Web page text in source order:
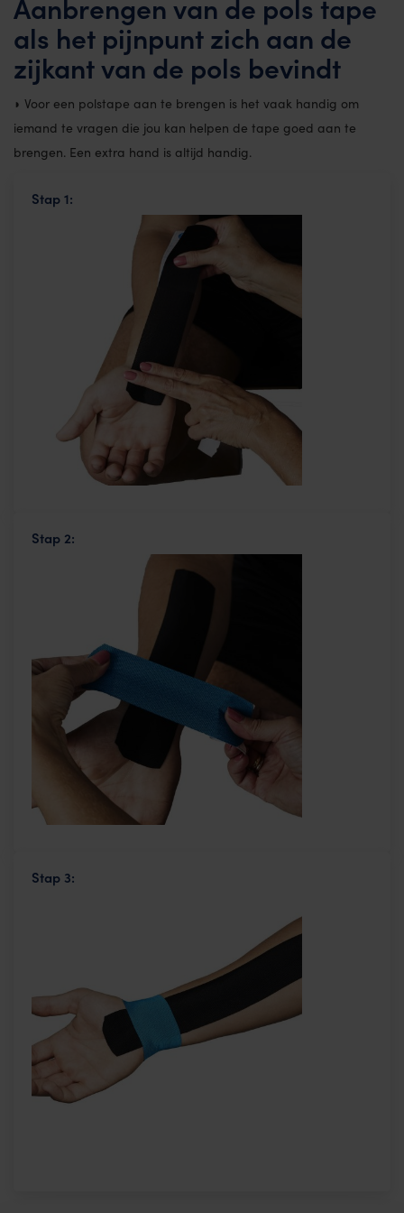
Aanbrengen van de pols tape
als het pijnpunt zich aan de
zijkant van de pols bevindt
◗ Voor een polstape aan te brengen is het vaak handig om
iemand te vragen die jou kan helpen de tape goed aan te
brengen. Een extra hand is altijd handig.
Stap 1:
Stap 2:
Stap 3: